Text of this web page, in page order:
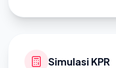
Simulasi KPR